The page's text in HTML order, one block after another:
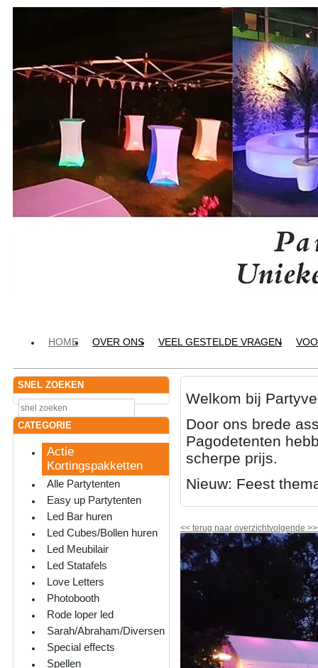
HOME OVER ONS VEEL GESTELDE VRAGEN
SNEL ZOEKEN
CATEGORIE
Actie
Kortingspakketten
Alle Partytenten
Easy up Partytenten
Led Bar huren
Led Cubes/Bollen huren
Led Meubilair
Led Statafels
Love Letters
Photobooth
Rode loper led
Sarah/Abraham/Diversen
Special effects
Spellen
Welkom bij
Door ons brede
Pagodetenten
scherpe prijs.
Nieuw: Feest
<< terug naar overzichtvolgende >>